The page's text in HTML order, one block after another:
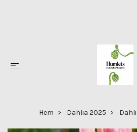
Hem Dahlia 2025